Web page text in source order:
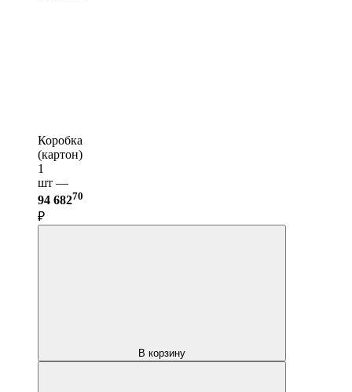
Коробка
(картон)
1
шт —
94 68270
₽
В корзину